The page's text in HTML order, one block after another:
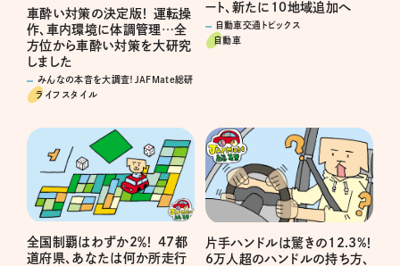
車酔い対策の決定版！ 運転操
作、車内環境に体調管理…全
方位から車酔い対策を大研究
しました
みんなの本音を大調査！JAFMate総研
ライフスタイル
ート、新たに10地域追加へ
自動車交通トピックス
自動車
全国制覇はわずか2％！ 47都
道府県、あなたは何か所走行
片手ハンドルは驚きの12.3%！
6万人超のハンドルの持ち方、